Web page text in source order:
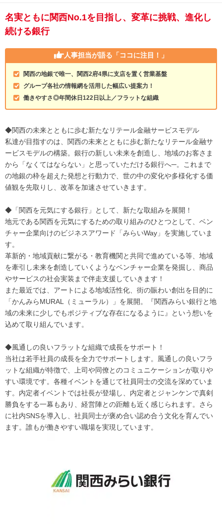
名実ともに関西No.1を目指し、変革に挑戦、進化し
続ける銀行
人事担当が語る 「ココに注目！」
関西の地銀で唯一、関西2府4県に支店を置く営業基盤
グループ各社の情報網を活用した幅広い提案力！
働きやすさ◎年間休日122日以上／フラットな組織
◆関西の未来とともに歩む新たなリテール金融サービスモデル
私達が目指すのは、関西の未来とともに歩む新たなリテール金融サ
ービスモデルの構築。銀行の新しい未来を創造し、地域のお客さま
から「なくてはならない」と思っていただける銀行へ─。これまで
の地銀の枠を超えた発想と行動力で、世の中の変化や多様化する価
値観を先取りし、改革を加速させていきます。
◆「関西を元気にする銀行」として、新たな取組みを展開！
地元である関西を元気にするための取り組みのひとつとして、ベン
チャー企業向けのビジネスアワード「みらいWay」を実施していま
す。
革新的・地域貢献に繋がる・教育機関と共同で進めている等、地域
を牽引し未来を創造していくようなベンチャー企業を発掘し、商品
やサービスの社会実装まで伴走支援していきます！
また最近では、アートによる地域活性化、街の賑わい創出を目的に
「かんみらMURAL（ミューラル）」を展開。『関西みらい銀行と地
域の未来に少しでもポジティブな存在になるように』という想いを
込めて取り組んでいます。
◆風通しの良いフラットな組織で成長をサポート！
当社は若手社員の成長を全力でサポートします。風通しの良いフラ
ットな組織が特徴で、上司や同僚とのコミュニケーションが取りや
すい環境です。各種イベントを通じて社員同士の交流を深めていま
す。内定者イベントでは社長が登場し、内定者とジャンケンで真剣
勝負をする一幕もあり、経営陣との距離も近く感じられます。さら
に社内SNSを導入し、社員同士が褒め合い認め合う文化を育んでい
ます。誰もが働きやすい職場を実現しています。